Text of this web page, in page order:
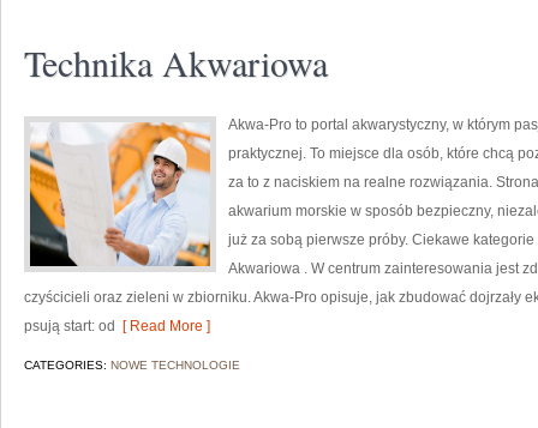
Technika Akwariowa
Akwa-Pro to portal akwarystyczny, w którym
praktycznej. To miejsce dla osób, które chcą
za to z naciskiem na realne rozwiązania.
akwarium morskie w sposób bezpieczny,
już za sobą pierwsze próby. Ciekawe
Akwariowa . W centrum zainteresowania jest
czyścicieli oraz zieleni w zbiorniku. Akwa-Pro opisuje, jak zbudować dojrzały
psują start: od
[ Read More ]
CATEGORIES: NOWE TECHNOLOGIE